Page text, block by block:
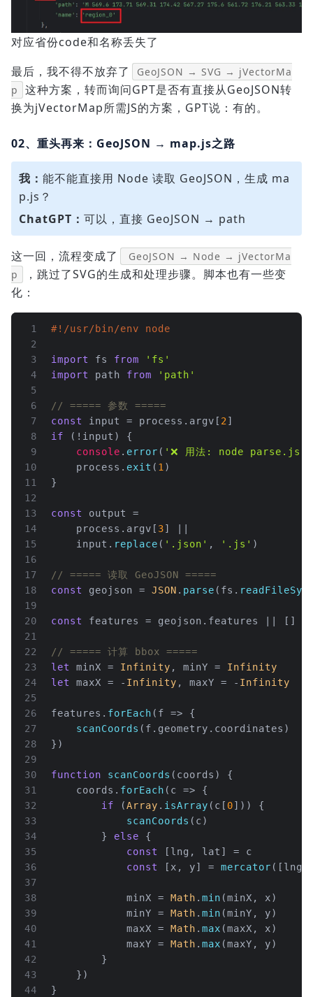
对应省份code和名称丢失了
最后，我不得不放弃了
GeoJSON → SVG → jVectorMa
p
这种方案，转而询问GPT是否有直接从GeoJSON转
换为jVectorMap所需JS的方案，GPT说：有的。
02、重头再来：GeoJSON → map.js之路
我： 能不能直接用 Node 读取 GeoJSON，生成 ma
p.js？
ChatGPT： 可以，直接 GeoJSON → path
这一回，流程变成了
GeoJSON → Node → jVectorMa
p
，跳过了SVG的生成和处理步骤。脚本也有一些变
化：
1
2
3
4
5
6
7
8
9
10
11
12
13
14
15
16
17
18
19
20
21
22
23
24
25
26
27
28
29
30
31
32
33
34
35
36
37
38
39
40
41
42
43
44
#!/usr/bin/env node
import fs from
'fs'
import
path from 'path'
// ===== 参数 =====
const
input = process. argv [ 2]
if (!input) {
console . error ( '❌ 用法: node parse.js
    process.
exit ( 1)
}
const
output =
    process.
argv [ 3] ||
    input.
replace ( '.json' , '.js' )
// ===== 读取 GeoJSON =====
const
geojson = JSON . parse (fs.
const features = geojson. features || []
// ===== 计算 bbox =====
let
minX = Infinity , minY = Infinity
let
maxX = - Infinity , maxY = - Infinity
features. forEach ( f => {
scanCoords (f. geometry . coordinates )
})
function scanCoords ( coords ) {
    coords.
forEach ( c => {
if (Array . isArray (c[ 0])) {
scanCoords (c)
        }
else {
const
[lng, lat] = c
const
[x, y] = mercator
            minX =
Math . min (minX, x)
            minY =
Math . min (minY, y)
            maxX =
Math . max (maxX, x)
            maxY =
Math . max (maxY, y)
        }
    })
}